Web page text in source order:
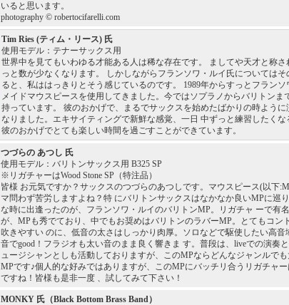
いると思います。
photography © robertocifarelli.com
Tim Ries (ティム・リース) 氏
使用モデル：テナーサックス用
世界中を見てもいわゆる才能ある人は稀な存在です。 ましてや天才と称さ
っと数が少なくなります。 しかしながらフランソワ・ルイ氏については
ると、私ははっきりとそう感じているのです。 1989年からすっとフラン
メイドマウスピースを使用してきました。今ではソプラノからバリトンま
持っています。 彼のおかげで、まるでサックスを始めたばかりの時ように
なりました。エキサイティングで新鮮な感覚、一日 中ずっと練習したくな
彼のおかげでとても楽しい時間を過ごすことができています。
つづらの あつし 氏
使用モデル：バリトンサックス用 B325 SP
※リガチャーはWood Stone SP（特注品）
皆様 お元気ですか？サックスのつづらのあつしです。マウスピース(以下
マ問わず苦労しますよね？特 にバリトンサックスはなかなか良いMPに巡
な時に出逢ったのが、フランソワ・ルイのバリトンMP。リガチャ ーで有
が、MPも秀でており、中でもお奨めはバリトンのラバーMP。とてもコン
吹きやすい のに、低音の太さはしっかり肉厚。ソロなどで駆使したい高音
音でgood！フラジオも太い音のまま良く響きま す。普段は、liveでの演奏
ュージシャンとしも活動しておりますが、このMPならどんなジャンルで
MPです♪個人的な好みではありますが、このMPにバッチリ合うリガチャ
ですね！皆様も是非一度 、試してみて下さい！
MONKY 氏（Black Bottom Brass Band）